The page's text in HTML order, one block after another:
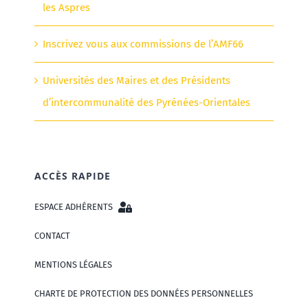
les Aspres
Inscrivez vous aux commissions de l’AMF66
Universités des Maires et des Présidents
d’intercommunalité des Pyrénées-Orientales
ACCÈS RAPIDE
ESPACE ADHÉRENTS
CONTACT
MENTIONS LÉGALES
CHARTE DE PROTECTION DES DONNÉES PERSONNELLES